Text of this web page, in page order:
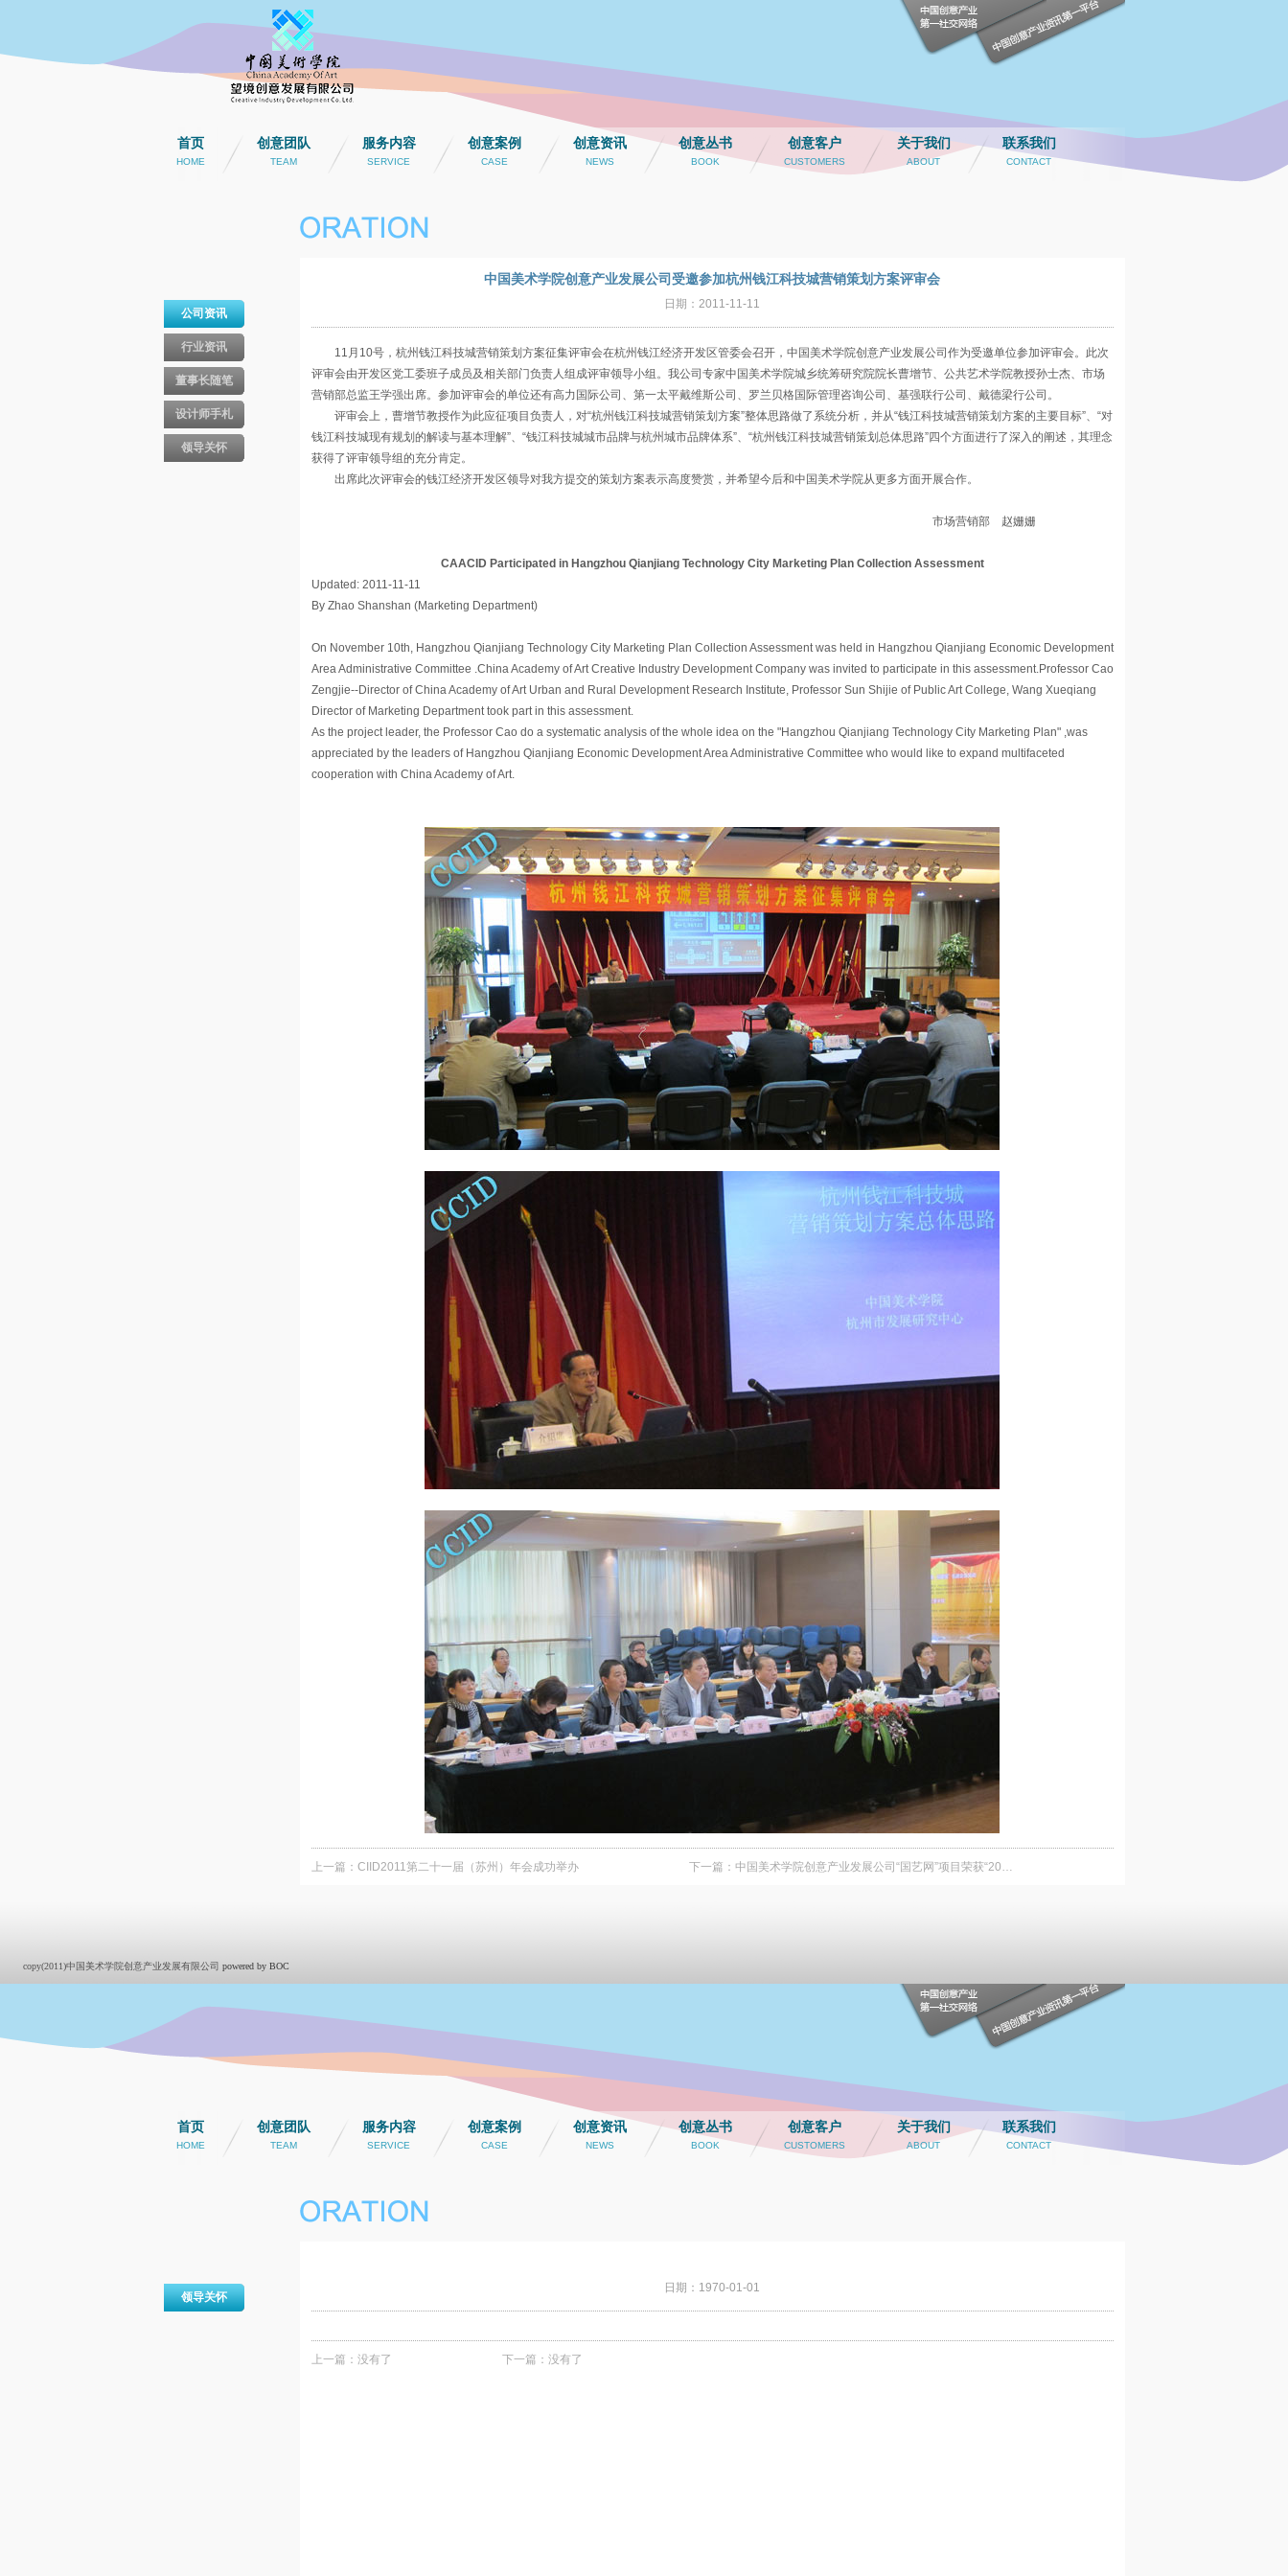
首页
HOME
创意团队
TEAM
服务内容
SERVICE
创意案例
CASE
创意资讯
NEWS
创意丛书
BOOK
创意客户
CUSTOMERS
关于我们
ABOUT
联系我们
CONTACT
公司资讯
行业资讯
董事长随笔
设计师手札
领导关怀
中国美术学院创意产业发展公司受邀参加杭州钱江科技城营销策划方案评审会
日期：2011-11-11
11月10号，杭州钱江科技城营销策划方案征集评审会在杭州钱江经济开发区管委会召开，中国美术学院创意产业发展公司作为受邀单位参加评审会。此次
评审会由开发区党工委班子成员及相关部门负责人组成评审领导小组。我公司专家中国美术学院城乡统筹研究院院长曹增节、公共艺术学院教授孙士杰、市场
营销部总监王学强出席。参加评审会的单位还有高力国际公司、第一太平戴维斯公司、罗兰贝格国际管理咨询公司、基强联行公司、戴德梁行公司。
评审会上，曹增节教授作为此应征项目负责人，对“杭州钱江科技城营销策划方案”整体思路做了系统分析，并从“钱江科技城营销策划方案的主要目标”、“对
钱江科技城现有规划的解读与基本理解”、“钱江科技城城市品牌与杭州城市品牌体系”、“杭州钱江科技城营销策划总体思路”四个方面进行了深入的阐述，其理念
获得了评审领导组的充分肯定。
出席此次评审会的钱江经济开发区领导对我方提交的策划方案表示高度赞赏，并希望今后和中国美术学院从更多方面开展合作。
市场营销部 赵姗姗
CAACID Participated in Hangzhou Qianjiang Technology City Marketing Plan Collection Assessment
Updated: 2011-11-11
By Zhao Shanshan (Marketing Department)
On November 10th, Hangzhou Qianjiang Technology City Marketing Plan Collection Assessment was held in Hangzhou Qianjiang Economic Development
Area Administrative Committee .China Academy of Art Creative Industry Development Company was invited to participate in this assessment.Professor Cao
Zengjie--Director of China Academy of Art Urban and Rural Development Research Institute, Professor Sun Shijie of Public Art College, Wang Xueqiang
Director of Marketing Department took part in this assessment.
As the project leader, the Professor Cao do a systematic analysis of the whole idea on the "Hangzhou Qianjiang Technology City Marketing Plan" ,was
appreciated by the leaders of Hangzhou Qianjiang Economic Development Area Administrative Committee who would like to expand multifaceted
cooperation with China Academy of Art.
上一篇： CIID2011第二十一届（苏州）年会成功举办 下一篇： 中国美术学院创意产业发展公司“国艺网”项目荣获“20…
copy(2011)中国美术学院创意产业发展有限公司 powered by BOC
首页
HOME
创意团队
TEAM
服务内容
SERVICE
创意案例
CASE
创意资讯
NEWS
创意丛书
BOOK
创意客户
CUSTOMERS
关于我们
ABOUT
联系我们
CONTACT
领导关怀
日期：1970-01-01
上一篇：没有了 下一篇：没有了